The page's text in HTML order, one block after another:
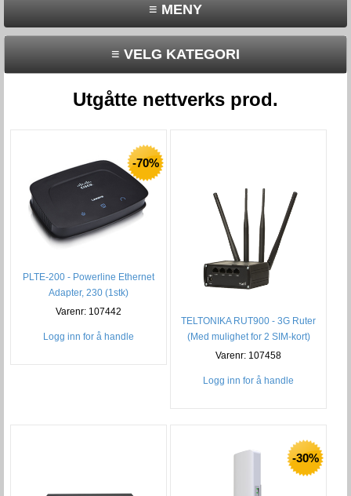
≡ MENY
≡ VELG KATEGORI
Utgåtte nettverks prod.
-70%
PLTE-200 - Powerline Ethernet
Adapter, 230 (1stk)
Varenr: 107442
Logg inn for å handle
TELTONIKA RUT900 - 3G Ruter
(Med mulighet for 2 SIM-kort)
Varenr: 107458
Logg inn for å handle
-30%